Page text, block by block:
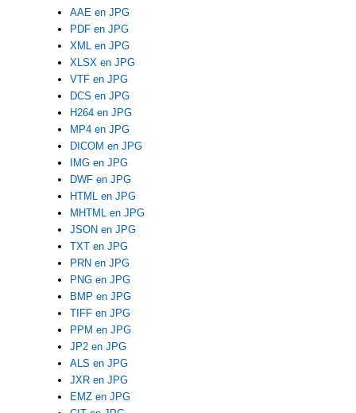
AAE en JPG
PDF en JPG
XML en JPG
XLSX en JPG
VTF en JPG
DCS en JPG
H264 en JPG
MP4 en JPG
DICOM en JPG
IMG en JPG
DWF en JPG
HTML en JPG
MHTML en JPG
JSON en JPG
TXT en JPG
PRN en JPG
PNG en JPG
BMP en JPG
TIFF en JPG
PPM en JPG
JP2 en JPG
ALS en JPG
JXR en JPG
EMZ en JPG